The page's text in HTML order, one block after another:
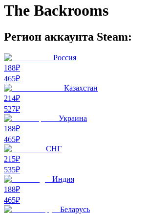
The Backrooms
Регион аккаунта Steam:
Россия
188₽
465₽
Казахстан
214₽
527₽
Украина
188₽
465₽
СНГ
215₽
535₽
Индия
188₽
465₽
Беларусь